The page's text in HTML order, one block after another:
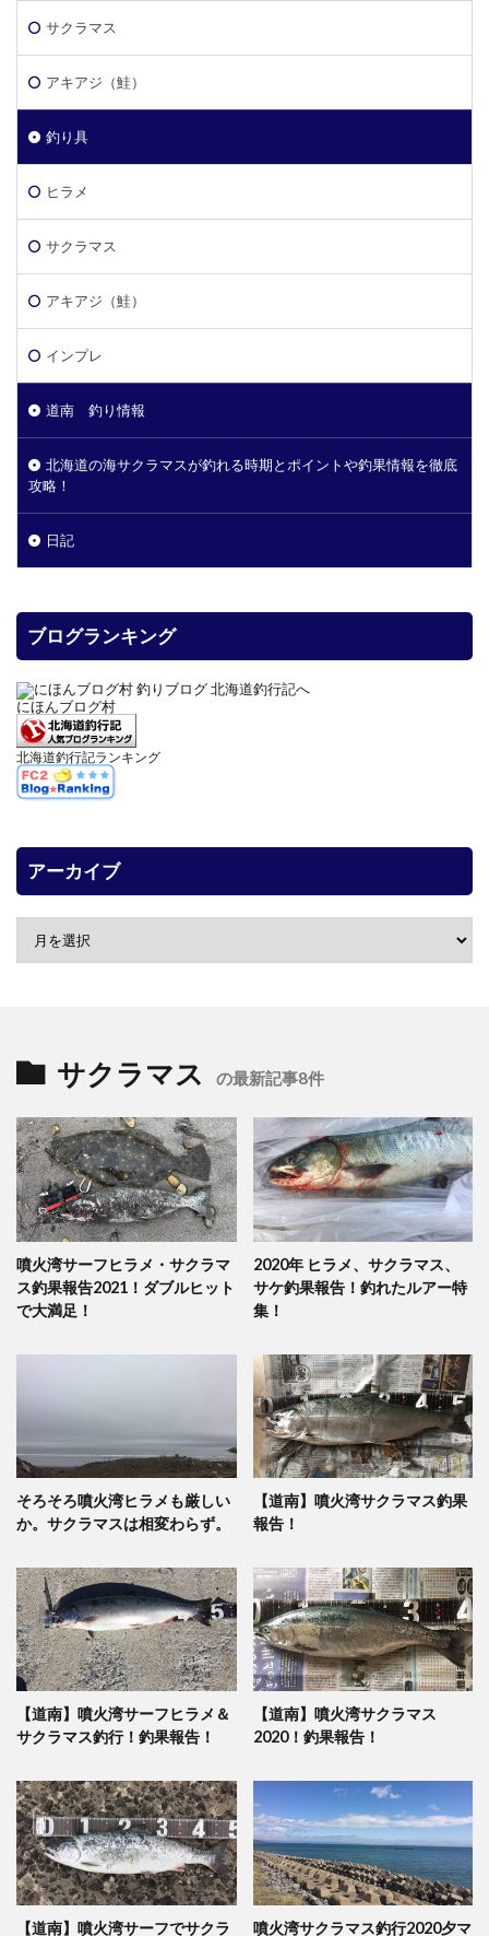
サクラマス
アキアジ（鮭）
釣り具
ヒラメ
サクラマス
アキアジ（鮭）
インプレ
道南 釣り情報
北海道の海サクラマスが釣れる時期とポイントや釣果情報を徹底
攻略！
日記
ブログランキング
にほんブログ村
北海道釣行記ランキング
アーカイブ
サクラマス の最新記事8件
噴火湾サーフヒラメ・サクラマ
ス釣果報告2021！ダブルヒット
で大満足！
2020年 ヒラメ、サクラマス、
サケ釣果報告！釣れたルアー特
集！
そろそろ噴火湾ヒラメも厳しい
か。サクラマスは相変わらず。
【道南】噴火湾サクラマス釣果
報告！
【道南】噴火湾サーフヒラメ＆
サクラマス釣行！釣果報告！
【道南】噴火湾サクラマス
2020！釣果報告！
【道南】噴火湾サーフでサクラ 噴火湾サクラマス釣行2020夕マ